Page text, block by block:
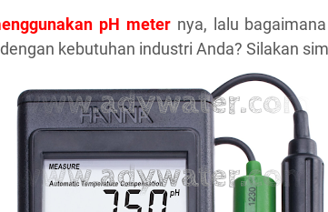
pH meter nya, lalu
kebutuhan industri Anda? Silakan